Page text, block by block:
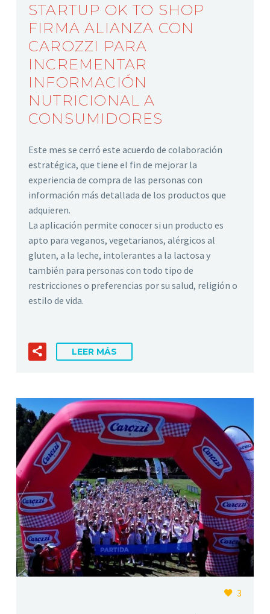
STARTUP OK TO SHOP
FIRMA ALIANZA CON
CAROZZI PARA
INCREMENTAR
INFORMACIÓN
NUTRICIONAL A
CONSUMIDORES
Este mes se cerró este acuerdo de colaboración
estratégica, que tiene el fin de mejorar la
experiencia de compra de las personas con
información más detallada de los productos que
adquieren.
La aplicación permite conocer si un producto es
apto para veganos, vegetarianos, alérgicos al
gluten, a la leche, intolerantes a la lactosa y
también para personas con todo tipo de
restricciones o preferencias por su salud, religión o
estilo de vida.
LEER MÁS
3